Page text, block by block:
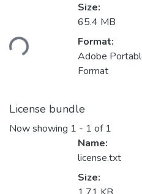
Size:
65.4 MB
Format:
Adobe
Format
License bundle
Now showing 1 - 1 of 1
Name:
license.txt
Size: